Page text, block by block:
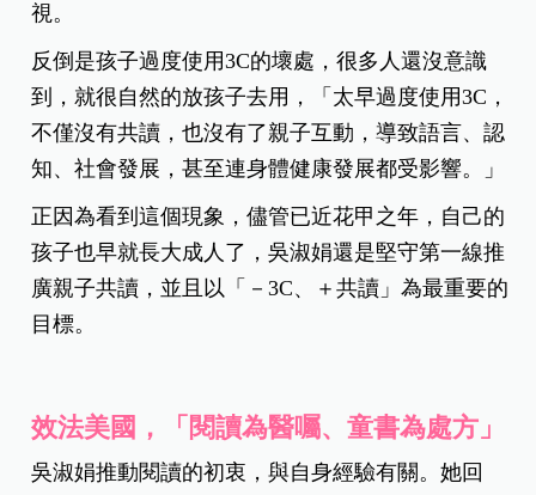
視。
反倒是孩子過度使用3C的壞處，很多人還沒意識
到，就很自然的放孩子去用，「太早過度使用3C，
不僅沒有共讀，也沒有了親子互動，導致語言、認
知、社會發展，甚至連身體健康發展都受影響。」
正因為看到這個現象，儘管已近花甲之年，自己的
孩子也早就長大成人了，吳淑娟還是堅守第一線推
廣親子共讀，並且以「－3C、＋共讀」為最重要的
目標。
效法美國，「閱讀為醫囑、童書為處方」
吳淑娟推動閱讀的初衷，與自身經驗有關。她回